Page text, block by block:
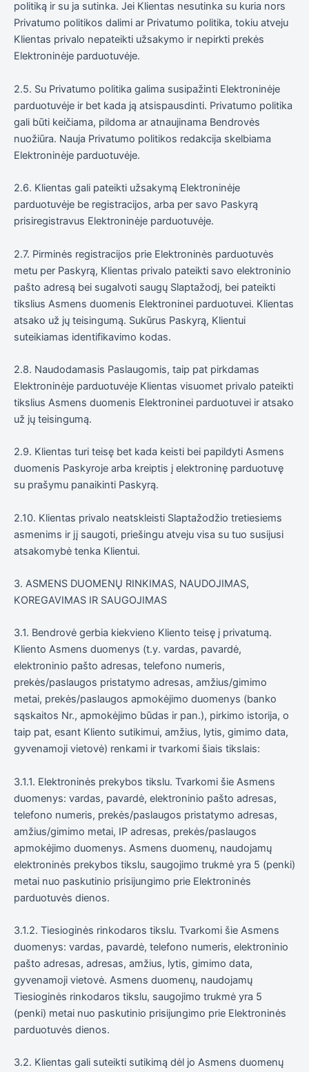
politiką ir su ja sutinka. Jei Klientas nesutinka su kuria nors
Privatumo politikos dalimi ar Privatumo politika, tokiu atveju
Klientas privalo nepateikti užsakymo ir nepirkti prekės
Elektroninėje parduotuvėje.
2.5. Su Privatumo politika galima susipažinti Elektroninėje
parduotuvėje ir bet kada ją atsispausdinti. Privatumo politika
gali būti keičiama, pildoma ar atnaujinama Bendrovės
nuožiūra. Nauja Privatumo politikos redakcija skelbiama
Elektroninėje parduotuvėje.
2.6. Klientas gali pateikti užsakymą Elektroninėje
parduotuvėje be registracijos, arba per savo Paskyrą
prisiregistravus Elektroninėje parduotuvėje.
2.7. Pirminės registracijos prie Elektroninės parduotuvės
metu per Paskyrą, Klientas privalo pateikti savo elektroninio
pašto adresą bei sugalvoti saugų Slaptažodį, bei pateikti
tikslius Asmens duomenis Elektroninei parduotuvei. Klientas
atsako už jų teisingumą. Sukūrus Paskyrą, Klientui
suteikiamas identifikavimo kodas.
2.8. Naudodamasis Paslaugomis, taip pat pirkdamas
Elektroninėje parduotuvėje Klientas visuomet privalo pateikti
tikslius Asmens duomenis Elektroninei parduotuvei ir atsako
už jų teisingumą.
2.9. Klientas turi teisę bet kada keisti bei papildyti Asmens
duomenis Paskyroje arba kreiptis į elektroninę parduotuvę
su prašymu panaikinti Paskyrą.
2.10. Klientas privalo neatskleisti Slaptažodžio tretiesiems
asmenims ir jį saugoti, priešingu atveju visa su tuo susijusi
atsakomybė tenka Klientui.
3. ASMENS DUOMENŲ RINKIMAS, NAUDOJIMAS,
KOREGAVIMAS IR SAUGOJIMAS
3.1. Bendrovė gerbia kiekvieno Kliento teisę į privatumą.
Kliento Asmens duomenys (t.y. vardas, pavardė,
elektroninio pašto adresas, telefono numeris,
prekės/paslaugos pristatymo adresas, amžius/gimimo
metai, prekės/paslaugos apmokėjimo duomenys (banko
sąskaitos Nr., apmokėjimo būdas ir pan.), pirkimo istorija, o
taip pat, esant Kliento sutikimui, amžius, lytis, gimimo data,
gyvenamoji vietovė) renkami ir tvarkomi šiais tikslais:
3.1.1. Elektroninės prekybos tikslu. Tvarkomi šie Asmens
duomenys: vardas, pavardė, elektroninio pašto adresas,
telefono numeris, prekės/paslaugos pristatymo adresas,
amžius/gimimo metai, IP adresas, prekės/paslaugos
apmokėjimo duomenys. Asmens duomenų, naudojamų
elektroninės prekybos tikslu, saugojimo trukmė yra 5 (penki)
metai nuo paskutinio prisijungimo prie Elektroninės
parduotuvės dienos.
3.1.2. Tiesioginės rinkodaros tikslu. Tvarkomi šie Asmens
duomenys: vardas, pavardė, telefono numeris, elektroninio
pašto adresas, adresas, amžius, lytis, gimimo data,
gyvenamoji vietovė. Asmens duomenų, naudojamų
Tiesioginės rinkodaros tikslu, saugojimo trukmė yra 5
(penki) metai nuo paskutinio prisijungimo prie Elektroninės
parduotuvės dienos.
3.2. Klientas gali suteikti sutikimą dėl jo Asmens duomenų